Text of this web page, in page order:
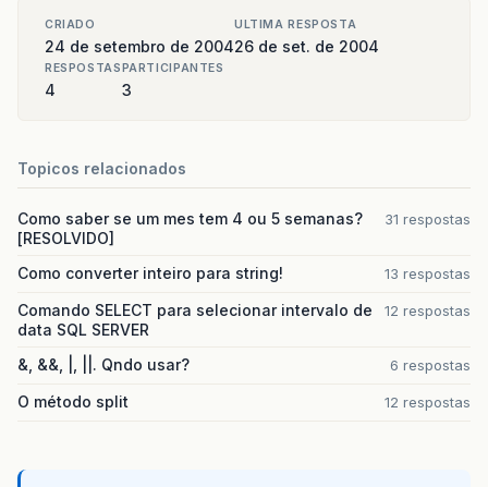
CRIADO
24 de setembro de 2004
ULTIMA RESPOSTA
26 de set. de 2004
RESPOSTAS
4
PARTICIPANTES
3
Topicos relacionados
Como saber se um mes tem 4 ou 5 semanas?
[RESOLVIDO]
31 respostas
Como converter inteiro para string! 13 respostas
Comando SELECT para selecionar intervalo de
data SQL SERVER
12 respostas
&, &&, |, ||. Qndo usar? 6 respostas
O método split 12 respostas